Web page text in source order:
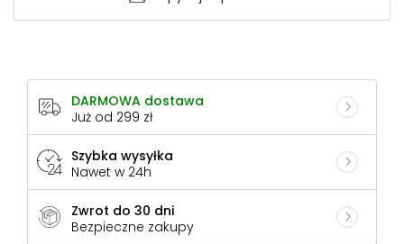
DARMOWA dostawa
Już od 299 zł
Szybka wysyłka
Nawet w 24h
Zwrot do 30 dni
Bezpieczne zakupy